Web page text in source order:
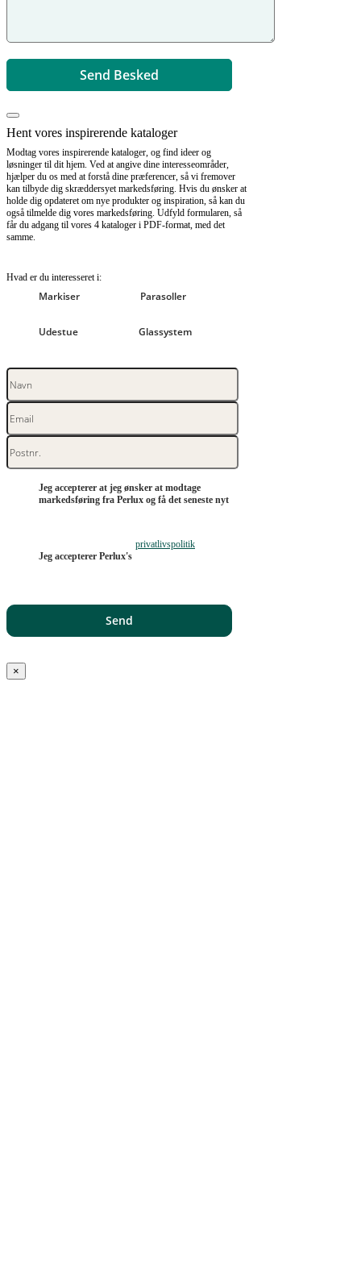
Hent vores inspirerende kataloger
Modtag vores inspirerende kataloger, og find ideer og
løsninger til dit hjem. Ved at angive dine interesseområder,
hjælper du os med at forstå dine præferencer, så vi fremover
kan tilbyde dig skræddersyet markedsføring. Hvis du ønsker at
holde dig opdateret om nye produkter og inspiration, så kan du
også tilmelde dig vores markedsføring. Udfyld formularen, så
får du adgang til vores 4 kataloger i PDF-format, med det
samme.
Hvad er du interesseret i:
Markiser Parasoller
Udestue Glassystem
Jeg accepterer at jeg ønsker at modtage
markedsføring fra Perlux og få det seneste nyt
Jeg accepterer Perlux's
privatlivspolitik
×